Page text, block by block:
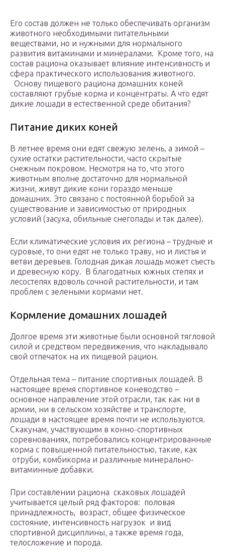
Его состав должен не только обеспечивать организм
животного необходимыми питательными
веществами, но и нужными для нормального
развития витаминами и минералами. Кроме того, на
состав рациона оказывает влияние интенсивность и
сфера практического использования животного.
Основу пищевого рациона домашних коней
составляют грубые корма и концентраты. А что едят
дикие лошади в естественной среде обитания?
Питание диких коней
В летнее время они едят свежую зелень, а зимой –
сухие остатки растительности, часто скрытые
снежным покровом. Несмотря на то, что этого
животным вполне достаточно для нормальной
жизни, живут дикие кони гораздо меньше
домашних. Это связано с постоянной борьбой за
существование и зависимостью от природных
условий (засуха, обильные снегопады и так далее).
Если климатические условия их региона – трудные и
суровые, то они едят не только траву, но и листья и
ветви деревьев. Голодная дикая лошадь может съесть
и древесную кору. В благодатных южных степях и
лесостепях вдоволь сочной растительности, и там
проблем с зелеными кормами нет.
Кормление домашних лошадей
Долгое время эти животные были основной тягловой
силой и средством передвижения, что накладывало
свой отпечаток на их пищевой рацион.
Отдельная тема – питание спортивных лошадей. В
настоящее время спортивное коневодство –
основное направление этой отрасли, так как ни в
армии, ни в сельском хозяйстве и транспорте,
лошади в настоящее время почти не используются.
Скакунам, участвующим в конно-спортивных
соревнованиях, потребовались концентрированные
корма с повышенной питательностью, такие, как
отруби, комбикорма и различные минерально-
витаминные добавки.
При составлении рациона скаковых лошадей
учитывается целый ряд факторов: половая
принадлежность, возраст, общее физическое
состояние, интенсивность нагрузок и вид
спортивной дисциплины, а также время года,
телосложение и порода.